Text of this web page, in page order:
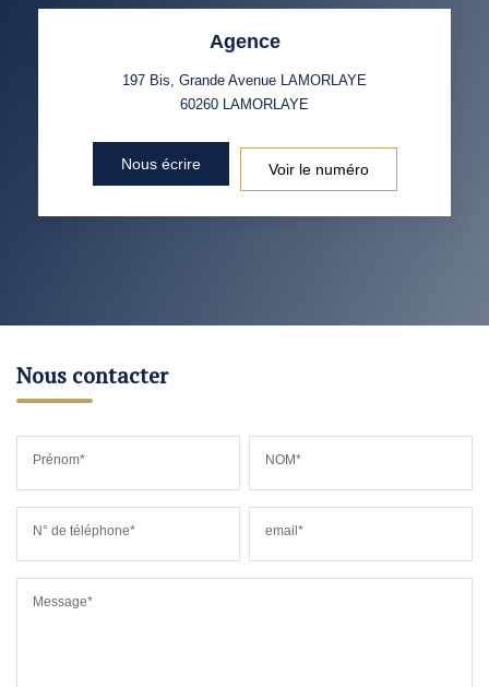
Agence
197 Bis, Grande Avenue LAMORLAYE
60260 LAMORLAYE
Nous écrire Voir le numéro
Nous contacter
Prénom* NOM*
N° de téléphone* email*
Message*